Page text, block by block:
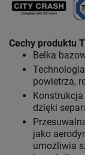
Cechy produktu
Belka
powietrza,
dzięki
jako
umożliwia